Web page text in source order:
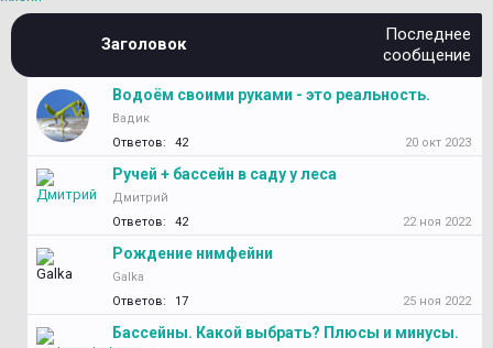
Заголовок
Последнее
сообщение
Водоём своими руками - это реальность.
Вадик
Ответов:
42 20 окт 2023
Ручей + бассейн в саду у леса
Дмитрий
Ответов:
42 22 ноя 2022
Рождение нимфейни
Galka
Ответов:
17 25 ноя 2022
Бассейны. Какой выбрать? Плюсы и минусы.